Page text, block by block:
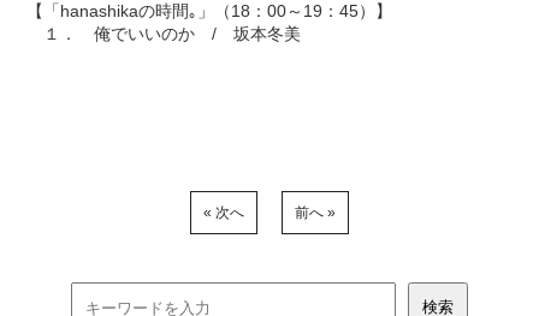
【「hanashikaの時間｡」（18：00～19：45）】
１． 俺でいいのか / 坂本冬美
« 次へ 前へ »